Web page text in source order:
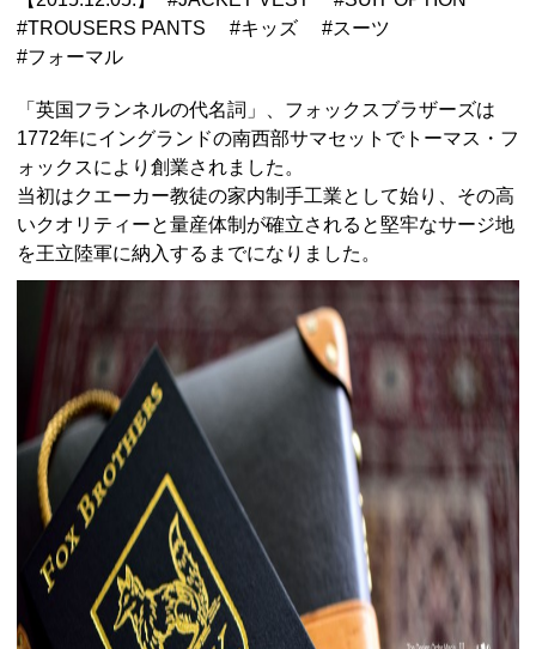
#TROUSERS PANTS #キッズ #スーツ
#フォーマル
「英国フランネルの代名詞」、フォックスブラザーズは
1772年にイングランドの南西部サマセットでトーマス・フ
ォックスにより創業されました。
当初はクエーカー教徒の家内制手工業として始り、その高
いクオリティーと量産体制が確立されると堅牢なサージ地
を王立陸軍に納入するまでになりました。